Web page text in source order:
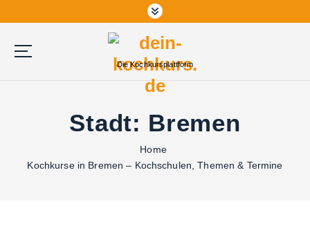
Die Kochkursplattform
Stadt: Bremen
Home
Kochkurse in Bremen – Kochschulen, Themen & Termine